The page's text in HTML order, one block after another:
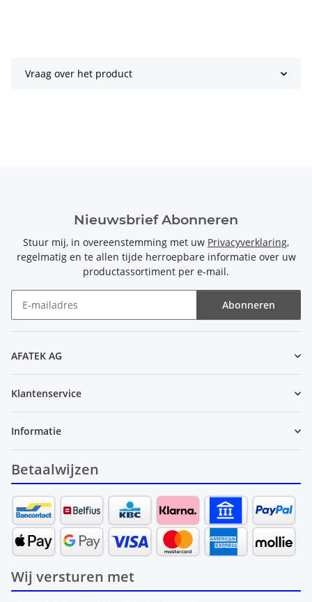
Vraag over het product
Nieuwsbrief Abonneren
Stuur mij, in overeenstemming met uw Privacyverklaring,
regelmatig en te allen tijde herroepbare informatie over uw
productassortiment per e-mail.
Abonneren
AFATEK AG
Klantenservice
Informatie
Betaalwijzen
Wij versturen met